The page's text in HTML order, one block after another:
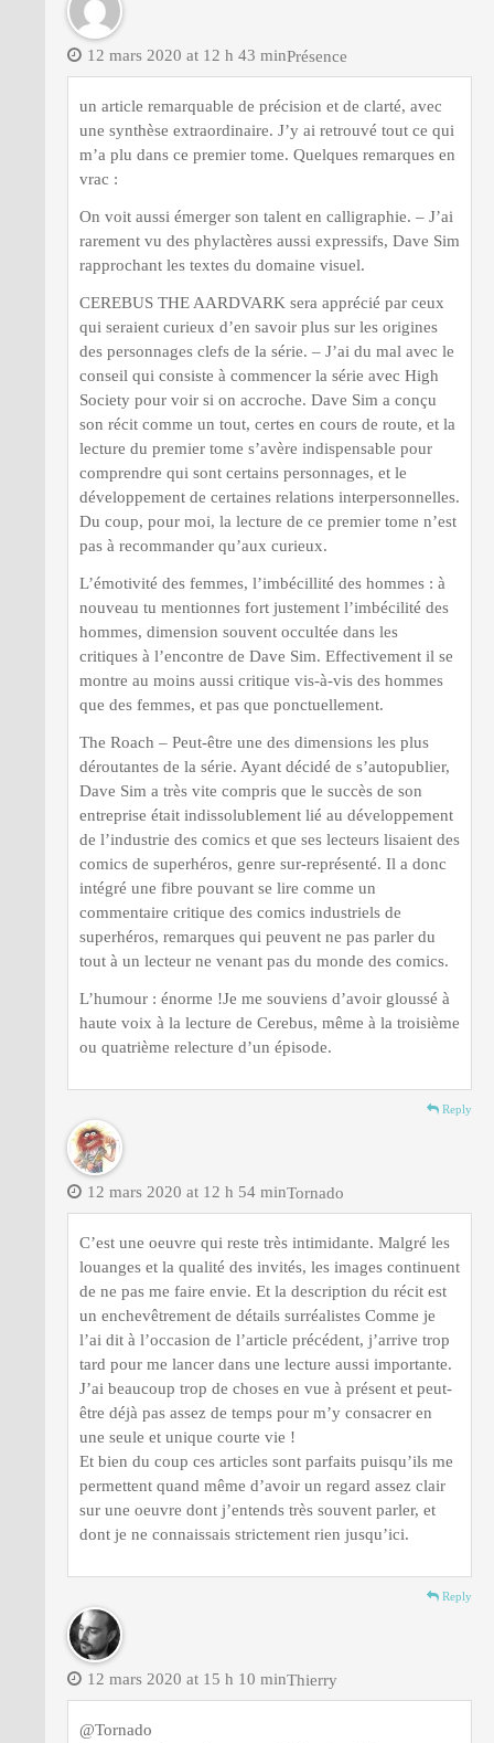
Présence
12 mars 2020 at 12 h 43 min
un article remarquable de précision et de clarté, avec
une synthèse extraordinaire. J’y ai retrouvé tout ce qui
m’a plu dans ce premier tome. Quelques remarques en
vrac :
On voit aussi émerger son talent en calligraphie. – J’ai
rarement vu des phylactères aussi expressifs, Dave Sim
rapprochant les textes du domaine visuel.
CEREBUS THE AARDVARK sera apprécié par ceux
qui seraient curieux d’en savoir plus sur les origines
des personnages clefs de la série. – J’ai du mal avec le
conseil qui consiste à commencer la série avec High
Society pour voir si on accroche. Dave Sim a conçu
son récit comme un tout, certes en cours de route, et la
lecture du premier tome s’avère indispensable pour
comprendre qui sont certains personnages, et le
développement de certaines relations interpersonnelles.
Du coup, pour moi, la lecture de ce premier tome n’est
pas à recommander qu’aux curieux.
L’émotivité des femmes, l’imbécillité des hommes : à
nouveau tu mentionnes fort justement l’imbécilité des
hommes, dimension souvent occultée dans les
critiques à l’encontre de Dave Sim. Effectivement il se
montre au moins aussi critique vis-à-vis des hommes
que des femmes, et pas que ponctuellement.
The Roach – Peut-être une des dimensions les plus
déroutantes de la série. Ayant décidé de s’autopublier,
Dave Sim a très vite compris que le succès de son
entreprise était indissolublement lié au développement
de l’industrie des comics et que ses lecteurs lisaient des
comics de superhéros, genre sur-représenté. Il a donc
intégré une fibre pouvant se lire comme un
commentaire critique des comics industriels de
superhéros, remarques qui peuvent ne pas parler du
tout à un lecteur ne venant pas du monde des comics.
L’humour : énorme !Je me souviens d’avoir gloussé à
haute voix à la lecture de Cerebus, même à la troisième
ou quatrième relecture d’un épisode.
Reply
Tornado
12 mars 2020 at 12 h 54 min
C’est une oeuvre qui reste très intimidante. Malgré les
louanges et la qualité des invités, les images continuent
de ne pas me faire envie. Et la description du récit est
un enchevêtrement de détails surréalistes Comme je
l’ai dit à l’occasion de l’article précédent, j’arrive trop
tard pour me lancer dans une lecture aussi importante.
J’ai beaucoup trop de choses en vue à présent et peut-
être déjà pas assez de temps pour m’y consacrer en
une seule et unique courte vie !
Et bien du coup ces articles sont parfaits puisqu’ils me
permettent quand même d’avoir un regard assez clair
sur une oeuvre dont j’entends très souvent parler, et
dont je ne connaissais strictement rien jusqu’ici.
Reply
Thierry
12 mars 2020 at 15 h 10 min
@Tornado